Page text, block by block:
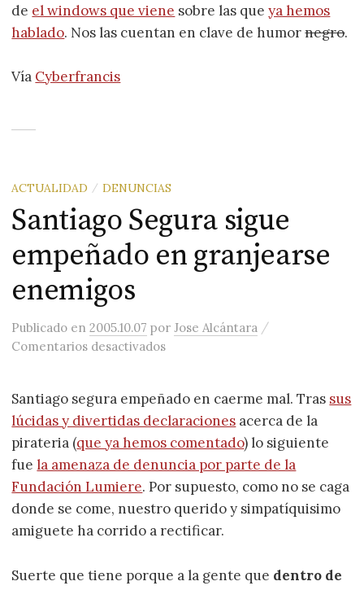
de el windows que viene sobre las queya hemos
hablado. Nos las cuentan en clave de humornegro.
Vía Cyberfrancis
ACTUALIDAD / DENUNCIAS
Santiago Segura sigue
empeñado en granjearse
enemigos
Publicado en2005.10.07 porJose Alcántara /
Comentarios desactivadosen Santiago Segura sigue
Santiago segura empeñado en caerme mal. Tras sus
lúcidas y divertidas declaraciones acerca de la
pirateria (que ya hemos comentado) lo siguiente
fuela amenaza de denuncia por parte de la
Fundación Lumiere. Por supuesto, como no se caga
donde se come, nuestro querido y simpatíquisimo
amiguete ha corrido a rectificar.
Suerte que tiene porque a la gente que dentro de